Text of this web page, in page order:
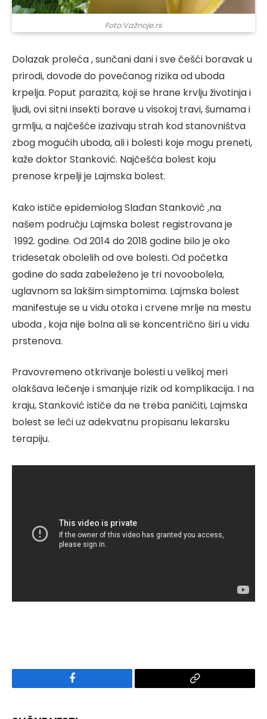
Foto:Važnoje.rs
Dolazak proleća , sunčani dani i sve češći boravak u
prirodi, dovode do povećanog rizika od uboda
krpelja. Poput parazita, koji se hrane krvlju životinja i
ljudi, ovi sitni insekti borave u visokoj travi, šumama i
grmlju, a najčešće izazivaju strah kod stanovništva
zbog mogućih uboda, ali i bolesti koje mogu preneti,
kaže doktor Stanković. Najčešća bolest koju
prenose krpelji je Lajmska bolest.
Kako ističe epidemiolog Slađan Stanković ,na
našem području Lajmska bolest registrovana je
1992. godine. Od 2014 do 2018 godine bilo je oko
tridesetak obolelih od ove bolesti. Od početka
godine do sada zabeleženo je tri novoobolela,
uglavnom sa lakšim simptomima. Lajmska bolest
manifestuje se u vidu otoka i crvene mrlje na mestu
uboda , koja nije bolna ali se koncentrično širi u vidu
prstenova.
Pravovremeno otkrivanje bolesti u velikoj meri
olakšava lečenje i smanjuje rizik od komplikacija. I na
kraju, Stanković ističe da ne treba paničiti, Lajmska
bolest se leči uz adekvatnu propisanu lekarsku
terapiju.
Facebook
Copy